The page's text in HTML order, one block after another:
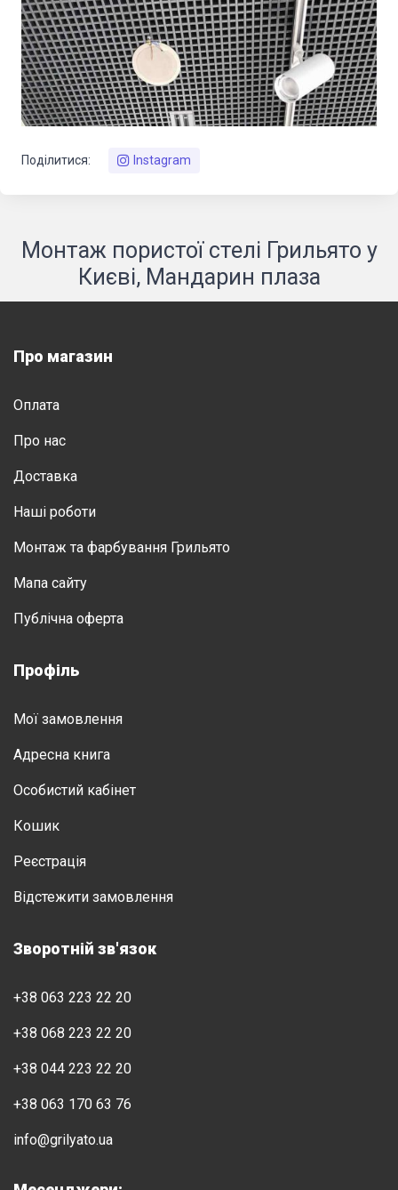
Поділитися: Instagram
Монтаж пористої стелі Грильято у
Києві, Мандарин плаза
Про магазин
Оплата
Про нас
Доставка
Нашi роботи
Монтаж та фарбування Грильято
Мапа сайту
Публічна оферта
Профіль
Мої замовлення
Адресна книга
Особистий кабінет
Кошик
Реєстрація
Відстежити замовлення
Зворотній зв'язок
+38 063 223 22 20
+38 068 223 22 20
+38 044 223 22 20
+38 063 170 63 76
info@grilyato.ua